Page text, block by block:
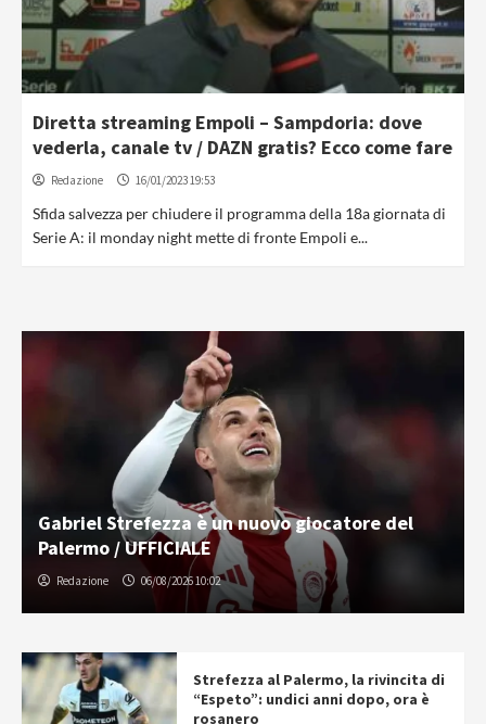
Diretta streaming Empoli – Sampdoria: dove
vederla, canale tv / DAZN gratis? Ecco come fare
Redazione 16/01/2023 19:53
Sfida salvezza per chiudere il programma della 18a giornata di
Serie A: il monday night mette di fronte Empoli e...
Gabriel Strefezza è un nuovo giocatore del
Palermo / UFFICIALE
Redazione 06/08/2026 10:02
Strefezza al Palermo, la rivincita di
“Espeto”: undici anni dopo, ora è
rosanero